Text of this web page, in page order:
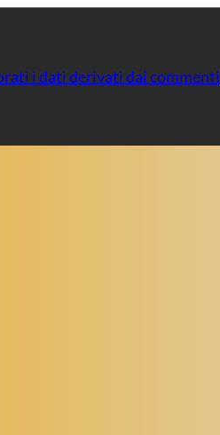
i dati derivati dai commenti